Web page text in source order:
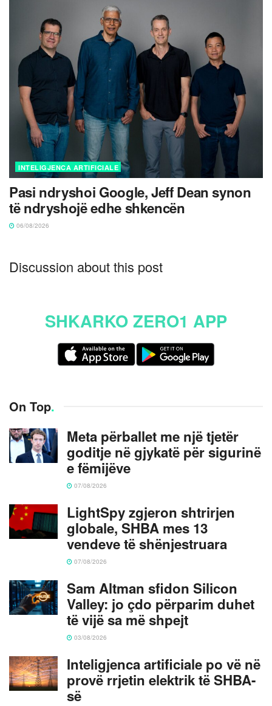
INTELIGJENCA ARTIFICIALE
Pasi ndryshoi Google, Jeff Dean synon
të ndryshojë edhe shkencën
06/08/2026
Discussion about this post
SHKARKO ZERO1 APP
On Top.
Meta përballet me një tjetër
goditje në gjykatë për sigurinë
e fëmijëve
07/08/2026
LightSpy zgjeron shtrirjen
globale, SHBA mes 13
vendeve të shënjestruara
07/08/2026
Sam Altman sfidon Silicon
Valley: jo çdo përparim duhet
të vijë sa më shpejt
03/08/2026
Inteligjenca artificiale po vë në
provë rrjetin elektrik të SHBA-
së